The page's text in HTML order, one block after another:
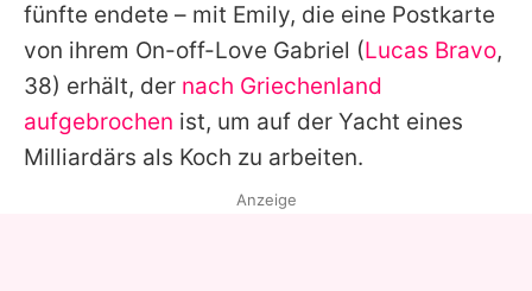
fünfte endete – mit Emily, die eine Postkarte
von ihrem On-off-Love Gabriel (Lucas Bravo,
38) erhält, der nach Griechenland
aufgebrochen ist, um auf der Yacht eines
Milliardärs als Koch zu arbeiten.
Anzeige